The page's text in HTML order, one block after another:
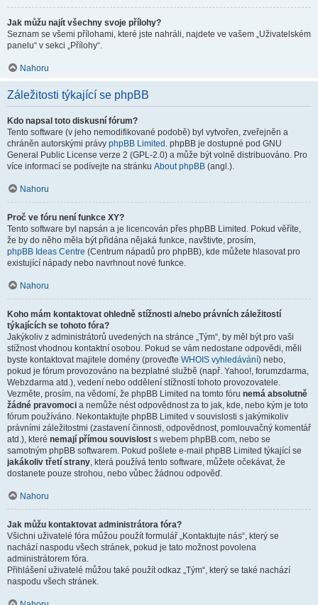
Jak můžu najít všechny svoje přílohy?
Seznam se všemi přílohami, které jste nahráli, najdete ve vašem „Uživatelském
panelu“ v sekci „Přílohy“.
Nahoru
Záležitosti týkající se phpBB
Kdo napsal toto diskusní fórum?
Tento software (v jeho nemodifikované podobě) byl vytvořen, zveřejněn a
chráněn autorskými právy phpBB Limited . phpBB je dostupné pod GNU
General Public License verze 2 (GPL-2.0) a může být volně distribuováno. Pro
více informací se podívejte na stránku About phpBB (angl.).
Nahoru
Proč ve fóru není funkce XY?
Tento software byl napsán a je licencován přes phpBB Limited. Pokud věříte,
že by do něho měla být přidána nějaká funkce, navštivte, prosím,
phpBB Ideas Centre (Centrum nápadů pro phpBB), kde můžete hlasovat pro
existující nápady nebo navrhnout nové funkce.
Nahoru
Koho mám kontaktovat ohledně stížnosti a/nebo právních záležitostí
týkajících se tohoto fóra?
Jakýkoliv z administrátorů uvedených na stránce „Tým“, by měl být pro vaši
stížnost vhodnou kontaktní osobou. Pokud se vám nedostane odpovědi, měli
byste kontaktovat majitele domény (proveďte WHOIS vyhledávání) nebo,
pokud je fórum provozováno na bezplatné službě (např. Yahoo!, forumzdarma,
Webzdarma atd.), vedení nebo oddělení stížností tohoto provozovatele.
Vezměte, prosím, na vědomí, že phpBB Limited na tomto fóru nemá absolutně
žádné pravomoci a nemůže nést odpovědnost za to jak, kde, nebo kým je toto
fórum používáno. Nekontaktujte phpBB Limited v souvislosti s jakýmikoliv
právními záležitostmi (zastavení činnosti, odpovědnost, pomlouvačný komentář
atd.), které nemají přímou souvislost s webem phpBB.com, nebo se
samotným phpBB softwarem. Pokud pošlete e-mail phpBB Limited týkající se
jakákoliv třetí strany, která používá tento software, můžete očekávat, že
dostanete pouze strohou, nebo vůbec žádnou odpověď.
Nahoru
Jak můžu kontaktovat administrátora fóra?
Všichni uživatelé fóra můžou použít formulář „Kontaktujte nás“, který se
nachází naspodu všech stránek, pokud je tato možnost povolena
administrátorem fóra.
Přihlášení uživatelé můžou také použít odkaz „Tým“, který se také nachází
naspodu všech stránek.